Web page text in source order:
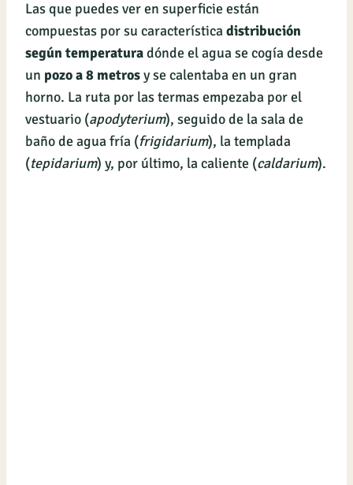
Las que puedes ver en superficie están
compuestas por su característicadistribución
según temperaturadónde el agua se cogía desde
un pozo a 8 metrosy se calentaba en un gran
horno. La ruta por las termas empezaba por el
vestuario (apodyterium), seguido de la sala de
baño de agua fría (frigidarium), la templada
(tepidarium) y, por último, la caliente (caldarium).